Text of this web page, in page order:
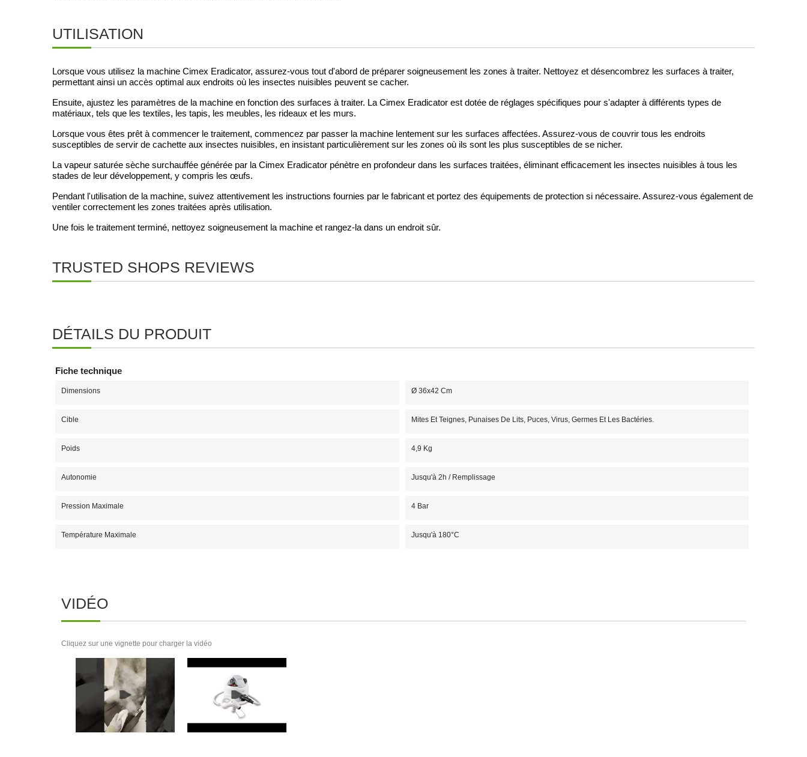
UTILISATION
Lorsque vous utilisez la machine Cimex Eradicator, assurez-vous tout d'abord de préparer soigneusement les zones à traiter. Nettoyez et désencombrez les surfaces à traiter,
permettant ainsi un accès optimal aux endroits où les insectes nuisibles peuvent se cacher.
Ensuite, ajustez les paramètres de la machine en fonction des surfaces à traiter. La Cimex Eradicator est dotée de réglages spécifiques pour s'adapter à différents types de
matériaux, tels que les textiles, les tapis, les meubles, les rideaux et les murs.
Lorsque vous êtes prêt à commencer le traitement, commencez par passer la machine lentement sur les surfaces affectées. Assurez-vous de couvrir tous les endroits
susceptibles de servir de cachette aux insectes nuisibles, en insistant particulièrement sur les zones où ils sont les plus susceptibles de se nicher.
La vapeur saturée sèche surchauffée générée par la Cimex Eradicator pénètre en profondeur dans les surfaces traitées, éliminant efficacement les insectes nuisibles à tous les
stades de leur développement, y compris les œufs.
Pendant l'utilisation de la machine, suivez attentivement les instructions fournies par le fabricant et portez des équipements de protection si nécessaire. Assurez-vous également de
ventiler correctement les zones traitées après utilisation.
Une fois le traitement terminé, nettoyez soigneusement la machine et rangez-la dans un endroit sûr.
TRUSTED SHOPS REVIEWS
DÉTAILS DU PRODUIT
Fiche technique
Dimensions Ø 36x42 Cm
Cible Mites Et Teignes, Punaises De Lits, Puces, Virus, Germes Et Les Bactéries.
Poids 4,9 Kg
Autonomie Jusqu'à 2h / Remplissage
Pression Maximale 4 Bar
Température Maximale Jusqu'à 180°C
VIDÉO
Cliquez sur une vignette pour charger la vidéo